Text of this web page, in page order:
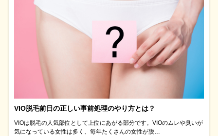
VIO脱毛前日の正しい事前処理のやり方とは？
VIOは脱毛の人気部位として上位にあがる部分です。VIOのムレや臭いが
気になっている女性は多く、毎年たくさんの女性が脱…